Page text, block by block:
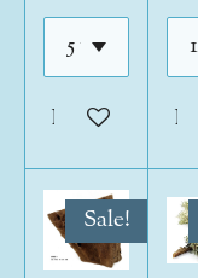
In den
Sale!